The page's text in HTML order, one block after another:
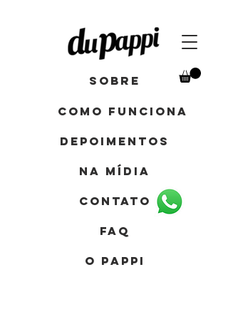
Sobre
como funciona
depoimentos
Na mídia
contato
FAQ
o pappi